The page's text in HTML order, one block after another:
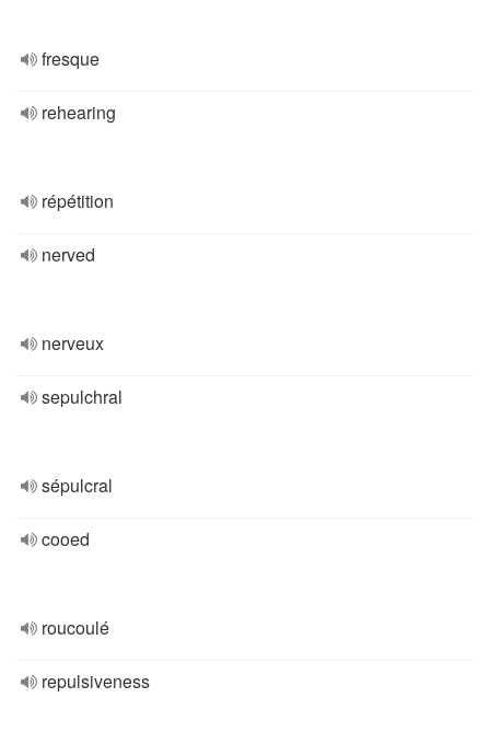
fresque
rehearing
répétition
nerved
nerveux
sepulchral
sépulcral
cooed
roucoulé
repulsiveness